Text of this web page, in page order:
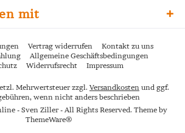
mit
Vertrag widerrufen
Kontakt zu uns
Allgemeine Geschäftsbedingungen
Widerrufsrecht Impressum
Mehrwertsteuer zzgl. Versandkosten und ggf.
wenn nicht anders beschrieben
- Sven Ziller - All Rights Reserved. Theme by
ThemeWare®